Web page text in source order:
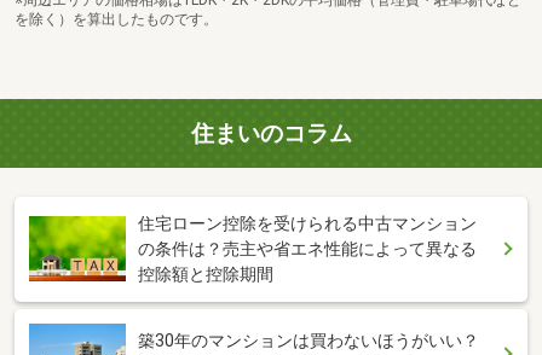
を除く）を算出したものです。
住まいのコラム
住宅ローン控除を受けられる中古マンション
の条件は？売主や省エネ性能によって異なる
控除額と控除期間
築30年のマンションは買わないほうがいい？